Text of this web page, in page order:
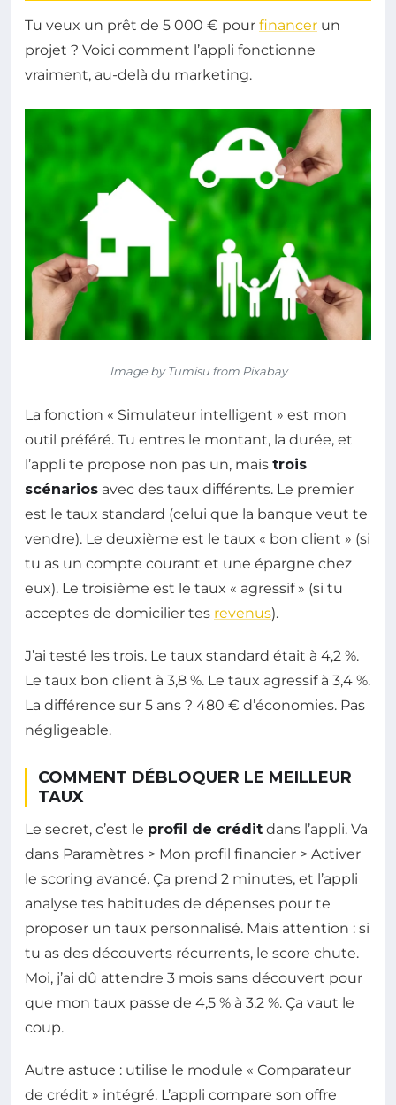
Tu veux un prêt de 5 000 € pour financer un
projet ? Voici comment l’appli fonctionne
vraiment, au-delà du marketing.
Image by Tumisu from Pixabay
La fonction « Simulateur intelligent » est mon
outil préféré. Tu entres le montant, la durée, et
l’appli te propose non pas un, mais trois
scénarios avec des taux différents. Le premier
est le taux standard (celui que la banque veut te
vendre). Le deuxième est le taux « bon client » (si
tu as un compte courant et une épargne chez
eux). Le troisième est le taux « agressif » (si tu
acceptes de domicilier tes revenus).
J’ai testé les trois. Le taux standard était à 4,2 %.
Le taux bon client à 3,8 %. Le taux agressif à 3,4 %.
La différence sur 5 ans ? 480 € d’économies. Pas
négligeable.
COMMENT DÉBLOQUER LE MEILLEUR
TAUX
Le secret, c’est le profil de crédit dans l’appli. Va
dans Paramètres > Mon profil financier > Activer
le scoring avancé. Ça prend 2 minutes, et l’appli
analyse tes habitudes de dépenses pour te
proposer un taux personnalisé. Mais attention : si
tu as des découverts récurrents, le score chute.
Moi, j’ai dû attendre 3 mois sans découvert pour
que mon taux passe de 4,5 % à 3,2 %. Ça vaut le
coup.
Autre astuce : utilise le module « Comparateur
de crédit » intégré. L’appli compare son offre